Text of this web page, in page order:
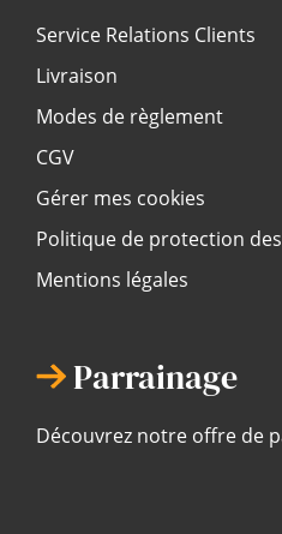
Service Relations Clients
Livraison
Modes de règlement
CGV
Gérer mes cookies
Politique de protection
Mentions légales
Parrainage
Découvrez notre offre de